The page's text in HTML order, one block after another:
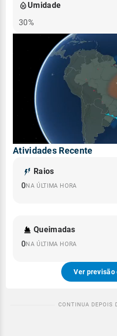
Umidade
30%
Atividades Recente
Raios
0NA ÚLTIMA HORA
Queimadas
0NA ÚLTIMA HORA
Ver previsão